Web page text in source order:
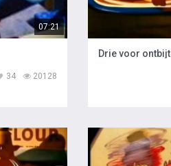
07:21
20128
34
Drie voor ontbijt